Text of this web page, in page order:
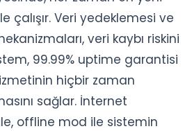
çalışır. Veri yedeklemesi ve
veri kaybı riskini
99.99% uptime garantisi
hiçbir zaman
sağlar. İnternet
offline mod ile sistemin